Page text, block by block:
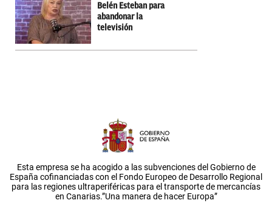
Belén Esteban para
abandonar la
televisión
Esta empresa se ha acogido a las subvenciones del Gobierno de
España cofinanciadas con el Fondo Europeo de Desarrollo Regional
para las regiones ultraperiféricas para el transporte de mercancías
en Canarias.”Una manera de hacer Europa”